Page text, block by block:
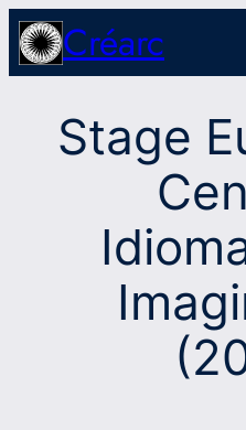
Aller
au
Créarc
Stage